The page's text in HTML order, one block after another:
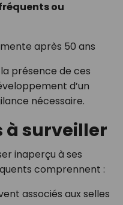
ou
après 50 ans
présence de ces
d’un
nécessaire.
à surveiller
inaperçu à ses
comprennent :
associés aux selles